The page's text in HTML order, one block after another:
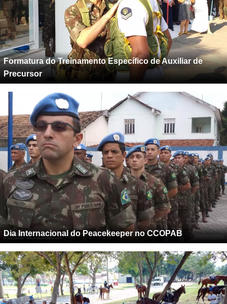
Formatura do Treinamento Específico de Auxiliar de
Precursor
Dia Internacional do Peacekeeper no CCOPAB